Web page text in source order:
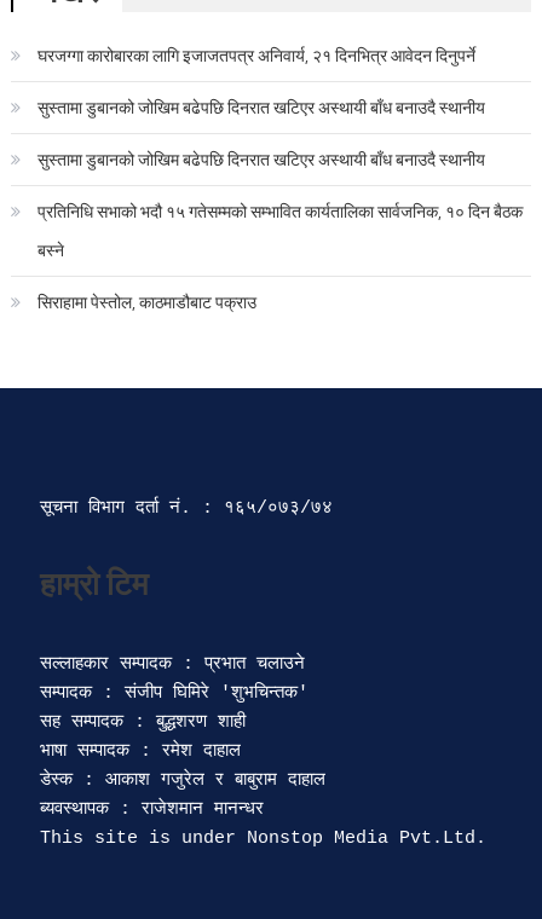
घरजग्गा कारोबारका लागि इजाजतपत्र अनिवार्य, २१ दिनभित्र आवेदन दिनुपर्ने
सुस्तामा डुबानको जोखिम बढेपछि दिनरात खटिएर अस्थायी बाँध बनाउदै स्थानीय
सुस्तामा डुबानको जोखिम बढेपछि दिनरात खटिएर अस्थायी बाँध बनाउदै स्थानीय
प्रतिनिधि सभाको भदौ १५ गतेसम्मको सम्भावित कार्यतालिका सार्वजनिक, १० दिन बैठक
बस्ने
सिराहामा पेस्तोल, काठमाडौबाट पक्राउ
सूचना विभाग दर्ता‍ नं. : १६५/०७३/७४
हाम्रो टिम
सल्लाहकार सम्पादक : प्रभात चलाउने
सम्पादक : संजीप घिमिरे 'शुभचिन्तक'
सह सम्पादक : बुद्धशरण शाही
भाषा सम्पादक : रमेश दाहाल
डेस्क : आकाश गजुरेल र बाबुराम दाहाल
ब्यवस्थापक : राजेशमान मानन्धर